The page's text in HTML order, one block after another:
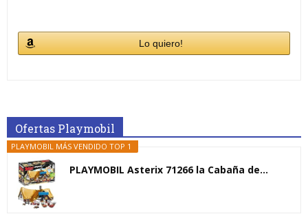
Lo quiero!
Ofertas Playmobil
PLAYMOBIL MÁS VENDIDO TOP 1
PLAYMOBIL Asterix 71266 la Cabaña de...